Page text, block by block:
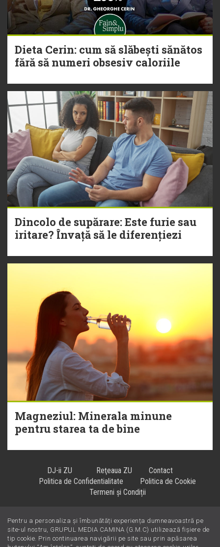
Dieta Cerin: cum să slăbești sănătos
fără să numeri obsesiv caloriile
Dincolo de supărare: Este furie sau
iritare? Învață să le diferențiezi
Magneziul: Minerala minune
pentru starea ta de bine
DJ-ii ZU Reţeaua ZU
Contact
Politica de Confidentialitate
Politica de Cookie
Termeni și Condiții
Hiturile se ascultă la !
Pentru a personaliza și îmbunătăți experiența dumneavoastră pe
site-ul nostru, GRUPUL MEDIA CAMINA (G.M.C) utilizează fișiere de
tip cookie. Prin continuarea navigării pe site sau prin apăsarea